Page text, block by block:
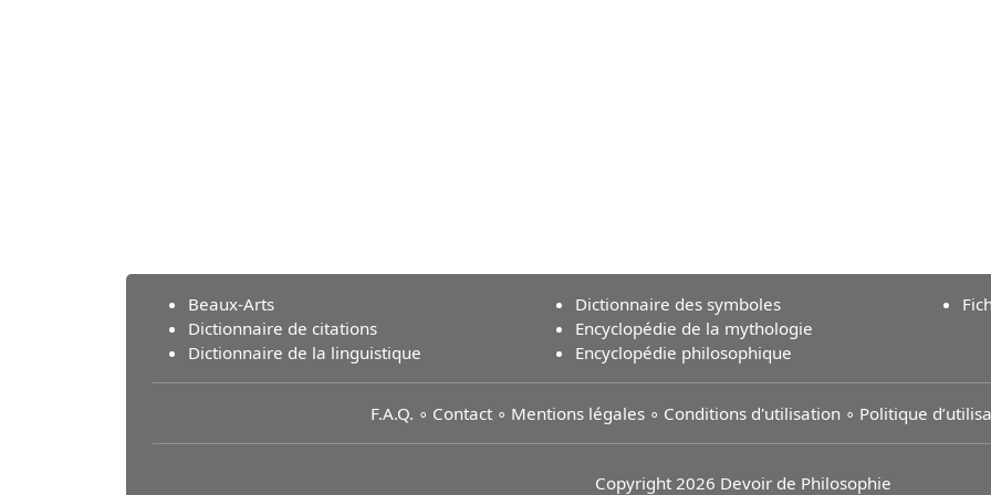
Beaux-Arts
Dictionnaire de citations
Dictionnaire de la linguistique
Dictionnaire des symboles
Encyclopédie de la mythologie
Encyclopédie philosophique
F.A.Q. ∘ Contact∘ Mentions légales∘ Conditions d'utilisation ∘ Politique
Copyright 2026 Devoir de Philosophie